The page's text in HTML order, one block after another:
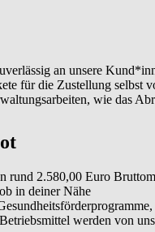
an unsere
für die Zustellung selbst
wie das
rund 2.580,00 Euro
in deiner Nähe
werden von